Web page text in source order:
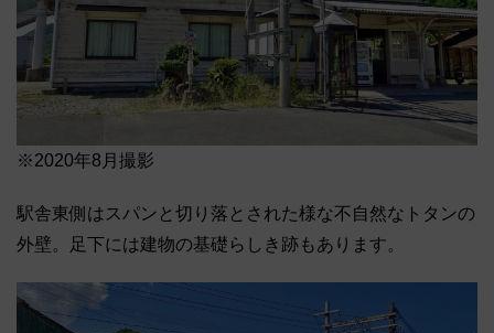
※2020年8月撮影
駅舎東側はスパンと切り落とされた様な不自然なトタンの
外壁。足下には建物の基礎らしき跡もあります。